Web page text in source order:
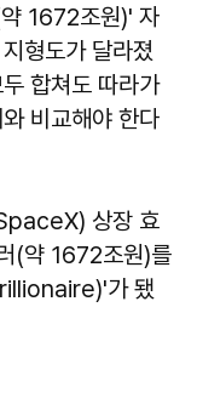
1672조원)' 자
형도가 달라졌
합쳐도 따라가
비교해야 한다
상장 효
(약 1672조원)를
가 됐